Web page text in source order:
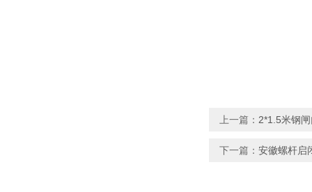
上一篇： 2*1.5米钢
下一篇： 安徽螺杆启